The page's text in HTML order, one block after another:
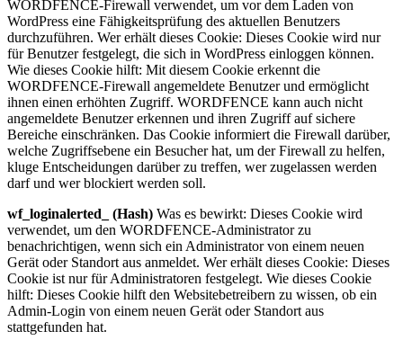
WORDFENCE-Firewall verwendet, um vor dem Laden von
WordPress eine Fähigkeitsprüfung des aktuellen Benutzers
durchzuführen. Wer erhält dieses Cookie: Dieses Cookie wird nur
für Benutzer festgelegt, die sich in WordPress einloggen können.
Wie dieses Cookie hilft: Mit diesem Cookie erkennt die
WORDFENCE-Firewall angemeldete Benutzer und ermöglicht
ihnen einen erhöhten Zugriff. WORDFENCE kann auch nicht
angemeldete Benutzer erkennen und ihren Zugriff auf sichere
Bereiche einschränken. Das Cookie informiert die Firewall darüber,
welche Zugriffsebene ein Besucher hat, um der Firewall zu helfen,
kluge Entscheidungen darüber zu treffen, wer zugelassen werden
darf und wer blockiert werden soll.
wf_loginalerted_ (Hash) Was es bewirkt: Dieses Cookie wird
verwendet, um den WORDFENCE-Administrator zu
benachrichtigen, wenn sich ein Administrator von einem neuen
Gerät oder Standort aus anmeldet. Wer erhält dieses Cookie: Dieses
Cookie ist nur für Administratoren festgelegt. Wie dieses Cookie
hilft: Dieses Cookie hilft den Websitebetreibern zu wissen, ob ein
Admin-Login von einem neuen Gerät oder Standort aus
stattgefunden hat.